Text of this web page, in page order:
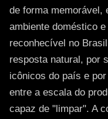
de forma memorável,
ambiente doméstico
reconhecível no
resposta natural, por
icônicos do país e
entre a escala do
capaz de "limpar". A